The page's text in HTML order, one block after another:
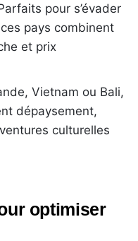
pour s’évader
pays combinent
et prix
Vietnam ou Bali,
dépaysement,
culturelles
optimiser